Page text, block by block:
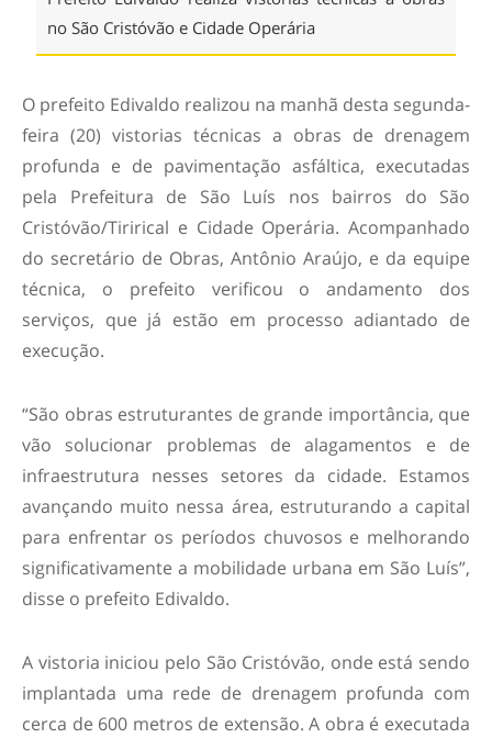
no São Cristóvão e Cidade Operária
O prefeito Edivaldo realizou na manhã desta segunda-
feira (20) vistorias técnicas a obras de drenagem
profunda e de pavimentação asfáltica, executadas
pela Prefeitura de São Luís nos bairros do São
Cristóvão/Tirirical e Cidade Operária. Acompanhado
do secretário de Obras, Antônio Araújo, e da equipe
técnica, o prefeito verificou o andamento dos
serviços, que já estão em processo adiantado de
execução.
“São obras estruturantes de grande importância, que
vão solucionar problemas de alagamentos e de
infraestrutura nesses setores da cidade. Estamos
avançando muito nessa área, estruturando a capital
para enfrentar os períodos chuvosos e melhorando
significativamente a mobilidade urbana em São Luís”,
disse o prefeito Edivaldo.
A vistoria iniciou pelo São Cristóvão, onde está sendo
implantada uma rede de drenagem profunda com
cerca de 600 metros de extensão. A obra é executada